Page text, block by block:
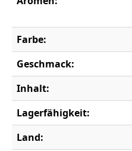
Farbe:
Geschmack:
Inhalt:
Lagerfähigkeit:
Land: